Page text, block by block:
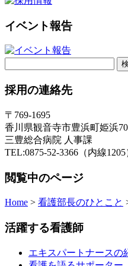
イベント報告
採用の連絡先
〒769-1695
香川県観音寺市豊浜町姫浜
三豊総合病院 人事課
TEL:0875-52-3366（内線1205
閲覧中のページ
Home > 看護部長のひとこと
活躍する看護師
エキスパートナースの